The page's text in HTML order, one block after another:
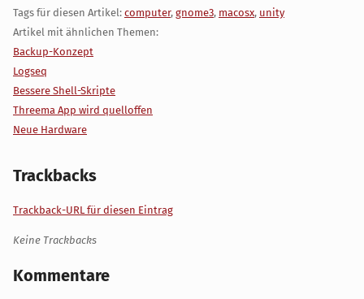
Tags für diesen Artikel: computer, gnome3, macosx, unity
Artikel mit ähnlichen Themen:
Backup-Konzept
Logseq
Bessere Shell-Skripte
Threema App wird quelloffen
Neue Hardware
Trackbacks
Trackback-URL für diesen Eintrag
Keine Trackbacks
Kommentare